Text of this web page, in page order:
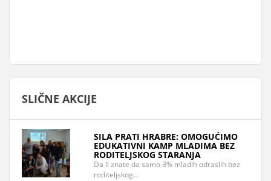
SLIČNE AKCIJE
SILA PRATI HRABRE: OMOGUĆIMO
EDUKATIVNI KAMP MLADIMA BEZ
RODITELJSKOG STARANJA
Da li znate da samo 3% mladih odraslih bez
roditeljskog…